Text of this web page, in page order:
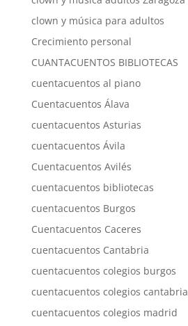
clown y música para adultos
Crecimiento personal
CUANTACUENTOS BIBLIOTECAS
cuentacuentos al piano
Cuentacuentos Álava
cuentacuentos Asturias
cuentacuentos Ávila
Cuentacuentos Avilés
cuentacuentos bibliotecas
cuentacuentos Burgos
Cuentacuentos Caceres
cuentacuentos Cantabria
cuentacuentos colegios burgos
cuentacuentos colegios cantabria
cuentacuentos colegios madrid